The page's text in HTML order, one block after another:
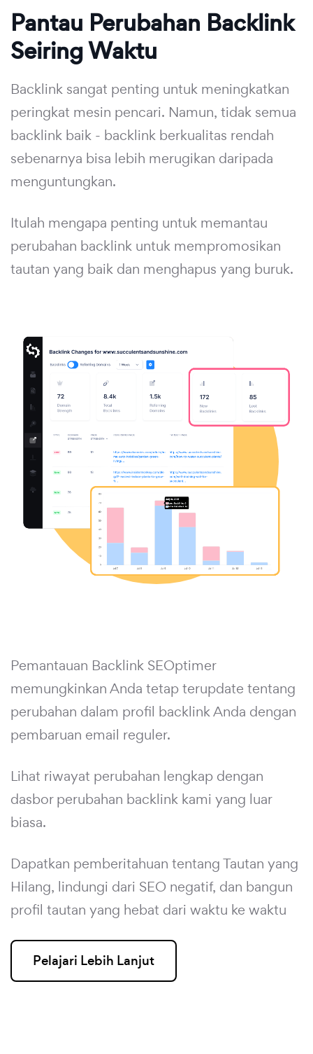
Pantau Perubahan Backlink
Seiring Waktu
Backlink sangat penting untuk meningkatkan
peringkat mesin pencari. Namun, tidak semua
backlink baik - backlink berkualitas rendah
sebenarnya bisa lebih merugikan daripada
menguntungkan.
Itulah mengapa penting untuk memantau
perubahan backlink untuk mempromosikan
tautan yang baik dan menghapus yang buruk.
Pemantauan Backlink SEOptimer
memungkinkan Anda tetap terupdate tentang
perubahan dalam profil backlink Anda dengan
pembaruan email reguler.
Lihat riwayat perubahan lengkap dengan
dasbor perubahan backlink kami yang luar
biasa.
Dapatkan pemberitahuan tentang Tautan yang
Hilang, lindungi dari SEO negatif, dan bangun
profil tautan yang hebat dari waktu ke waktu
Pelajari Lebih Lanjut